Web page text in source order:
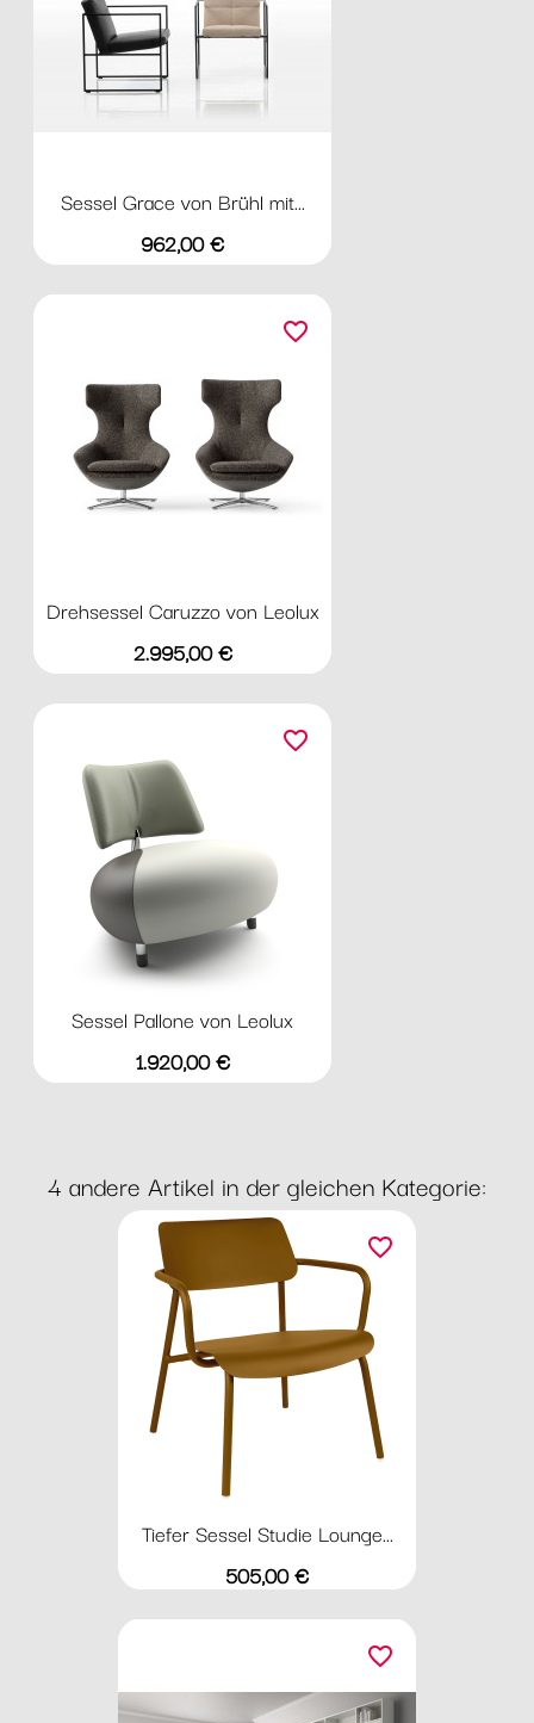
Sessel Grace von Brühl mit...
Preis
962,00 €
Drehsessel Caruzzo von Leolux
Preis
2.995,00 €
favorite_border
Sessel Pallone von Leolux
Preis
1.920,00 €
favorite_border
4 andere Artikel in der gleichen Kategorie:
Tiefer Sessel Studie Lounge...
Preis
505,00 €
favorite_border
favorite_border